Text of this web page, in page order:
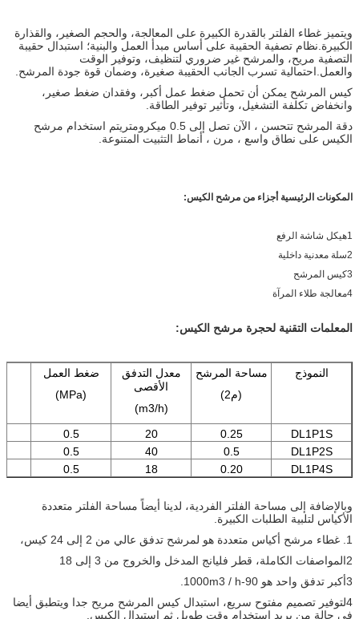
ويتميز غطاء الفلتر بالقدرة الكبيرة على المعالجة، والحجم الصغير، والقذارة
الكبيرة. نظام تصفية الحقيبة على أساس مبدأ العمل والبنية؛ استبدال حقيبة
التصفية مريح، والمرشح غير ضروري لتنظيف، وتوفير الوقت
والعمل. احتمالية تسرب الجانب الحقيبة صغيرة، وضمان قوة جودة المرشح.
كيس المرشح يمكن أن تحمل ضغط عمل أكبر، وفقدان ضغط صغير،
وانخفاض تكلفة التشغيل، وتأثير توفير الطاقة.
دقة المرشح تتحسن ، الآن تصل إلى 0.5 ميكرومتر
يتم استخدام مرشح
الكيس على نطاق واسع ، مرن ، أنماط التثبيت المتنوعة.
المكونات الرئيسية أجزاء من مرشح الكيس:
1هيكل شاشة الرفع
2سلة معدنية داخلية
3كيس المرشح
4معالجة طلاء المرآة
المعلمات التقنية لحجرة مرشح الكيس:
النموذج
مساحة المرشح
(م2)
معدل التدفق
الأقصى
(m3/h)
ضغط العمل
(MPa)
DL1P1S
0.25
20
0.5
DL1P2S
0.5
40
0.5
DL1P4S
0.20
18
0.5
وبالإضافة إلى مساحة الفلتر الفردية، لدينا أيضاً مساحة الفلتر متعددة
الأكياس لتلبية الطلبات الكبيرة.
1. غطاء مرشح أكياس متعددة هو لمرشح تدفق عالي من 2 إلى 24 كيس،
2المواصفات الكاملة، قطر فليانج المدخل والخروج من 3 إلى 18
3أكبر تدفق واحد هو 90-1000m3 / h.
4لتوفير تصميم مفتوح سريع، استبدال كيس المرشح مريح جدا ويتطبق أيضا
في حالة من يريد استخدام وقت طويل ثم استبدال الكيس.